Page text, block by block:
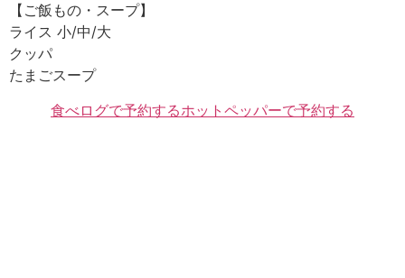
【ご飯もの・スープ】
ライス 小/中/大
クッパ
たまごスープ
食べログで予約するホットペッパーで予約する